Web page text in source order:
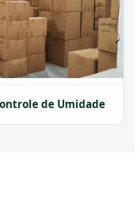
de Umidade